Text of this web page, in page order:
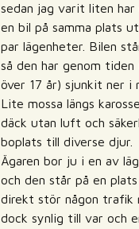
sedan jag varit liten
en bil på samma plats
par lägenheter. Bilen
så den har genom
över 17 år) sjunkit ner i
Lite mossa längs
däck utan luft och
boplats till diverse djur.
Ägaren bor ju i en av
och den står på en
direkt stör någon trafik
dock synlig till var och